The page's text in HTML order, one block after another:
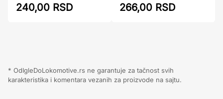
240,00 RSD 266,00 RSD
* OdIgleDoLokomotive.rs ne garantuje za tačnost svih
karakteristika i komentara vezanih za proizvode na sajtu.